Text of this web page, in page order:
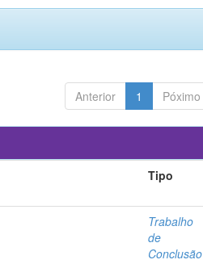
Anterior 1 Póximo
Tipo
Trabalho
de
Conclusão